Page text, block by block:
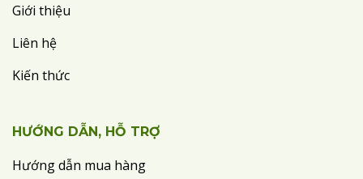
Giới thiệu
Liên hệ
Kiến thức
HƯỚNG DẪN, HỖ TRỢ
Hướng dẫn mua hàng